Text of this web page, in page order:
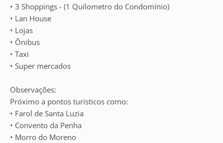
• 3 Shoppings - (1 Quilometro do Condomínio)
• Lan House
• Lojas
• Ônibus
• Taxi
• Super mercados
Observações:
Próximo a pontos turísticos como:
• Farol de Santa Luzia
• Convento da Penha
• Morro do Moreno